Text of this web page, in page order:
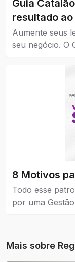
Guia
resultado
Aumente seus
seu negócio. O
todos os
8 Motivos
Todo esse
por uma
Mais sobre